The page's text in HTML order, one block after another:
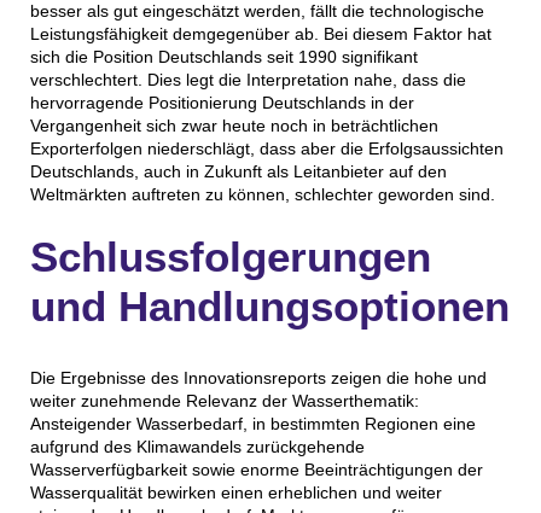
besser als gut eingeschätzt werden, fällt die technologische
Leistungsfähigkeit demgegenüber ab. Bei diesem Faktor hat
sich die Position Deutschlands seit 1990 signifikant
verschlechtert. Dies legt die Interpretation nahe, dass die
hervorragende Positionierung Deutschlands in der
Vergangenheit sich zwar heute noch in beträchtlichen
Exporterfolgen niederschlägt, dass aber die Erfolgsaussichten
Deutschlands, auch in Zukunft als Leitanbieter auf den
Weltmärkten auftreten zu können, schlechter geworden sind.
Schlussfolgerungen
und Handlungsoptionen
Die Ergebnisse des Innovationsreports zeigen die hohe und
weiter zunehmende Relevanz der Wasserthematik:
Ansteigender Wasserbedarf, in bestimmten Regionen eine
aufgrund des Klimawandels zurückgehende
Wasserverfügbarkeit sowie enorme Beeinträchtigungen der
Wasserqualität bewirken einen erheblichen und weiter